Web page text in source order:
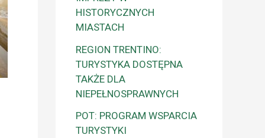
HISTORYCZNYCH
MIASTACH
REGION TRENTINO:
TURYSTYKA DOSTĘPNA
TAKŻE DLA
NIEPEŁNOSPRAWNYCH
POT: PROGRAM WSPARCIA
TURYSTYKI